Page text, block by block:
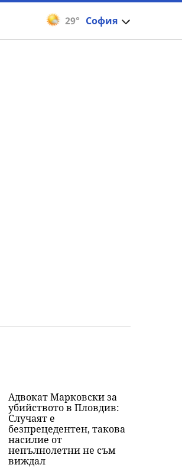
29° София
Адвокат Марковски за
убийството в Пловдив:
Случаят е
безпрецедентен, такова
насилие от
непълнолетни не съм
виждал